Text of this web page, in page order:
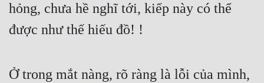
hỏng, chưa hề nghĩ tới, kiếp này có thể
được như thế hiếu đồ! !
Ở trong mắt nàng, rõ ràng là lỗi của mình,